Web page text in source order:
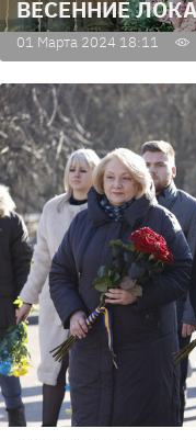
ВЕСЕННИЕ
01 Марта 2024 18:11